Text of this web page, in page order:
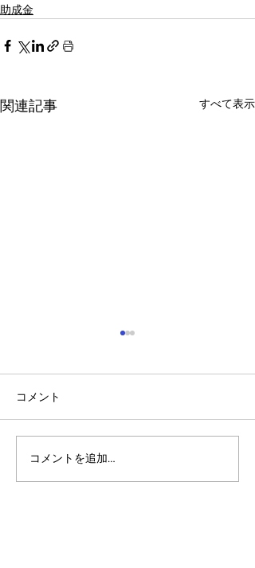
助成金
関連記事 すべて表示
アルゴランドのポスト量
子暗号（PQC）ロードマ
コメント
コメントを追加…